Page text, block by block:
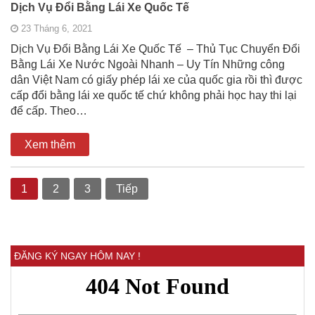
Dịch Vụ Đổi Bằng Lái Xe Quốc Tế
23 Tháng 6, 2021
Dịch Vụ Đổi Bằng Lái Xe Quốc Tế – Thủ Tục Chuyển Đổi
Bằng Lái Xe Nước Ngoài Nhanh – Uy Tín Những công
dân Việt Nam có giấy phép lái xe của quốc gia rồi thì được
cấp đổi bằng lái xe quốc tế chứ không phải học hay thi lại
để cấp. Theo…
Xem thêm
1 2 3 Tiếp
ĐĂNG KÝ NGAY HÔM NAY !